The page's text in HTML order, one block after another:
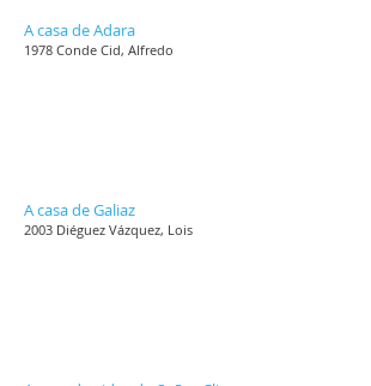
A casa de Adara
1978 Conde Cid, Alfredo
A casa de Galiaz
2003 Diéguez Vázquez, Lois